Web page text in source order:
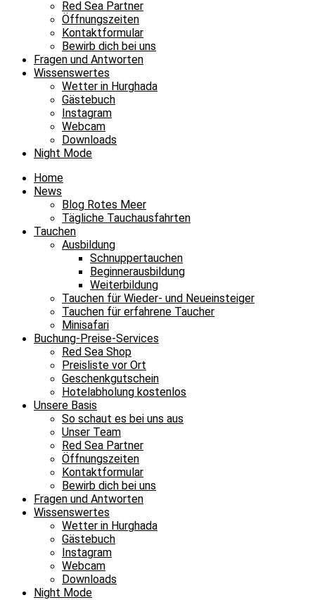
Red Sea Partner
Öffnungszeiten
Kontaktformular
Bewirb dich bei uns
Fragen und Antworten
Wissenswertes
Wetter in Hurghada
Gästebuch
Instagram
Webcam
Downloads
Night Mode
Home
News
Blog Rotes Meer
Tägliche Tauchausfahrten
Tauchen
Ausbildung
Schnuppertauchen
Beginnerausbildung
Weiterbildung
Tauchen für Wieder- und Neueinsteiger
Tauchen für erfahrene Taucher
Minisafari
Buchung-Preise-Services
Red Sea Shop
Preisliste vor Ort
Geschenkgutschein
Hotelabholung kostenlos
Unsere Basis
So schaut es bei uns aus
Unser Team
Red Sea Partner
Öffnungszeiten
Kontaktformular
Bewirb dich bei uns
Fragen und Antworten
Wissenswertes
Wetter in Hurghada
Gästebuch
Instagram
Webcam
Downloads
Night Mode